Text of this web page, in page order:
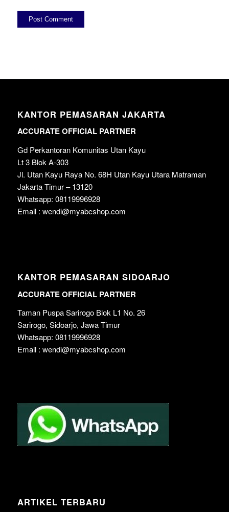
KANTOR PEMASARAN JAKARTA
ACCURATE OFFICIAL PARTNER
Gd Perkantoran Komunitas Utan Kayu
Lt 3 Blok A-303
Jl. Utan Kayu Raya No. 68H Utan Kayu Utara Matraman
Jakarta Timur – 13120
Whatsapp: 08119996928
Email : wendi@myabcshop.com
KANTOR PEMASARAN SIDOARJO
ACCURATE OFFICIAL PARTNER
Taman Puspa Sarirogo Blok L1 No. 26
Sarirogo, Sidoarjo, Jawa Timur
Whatsapp: 08119996928
Email : wendi@myabcshop.com
ARTIKEL TERBARU